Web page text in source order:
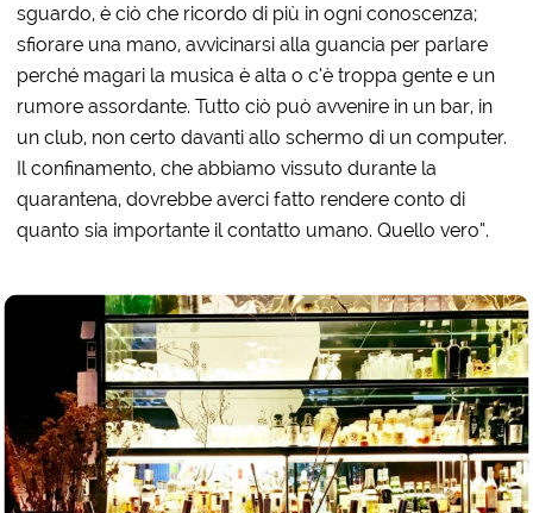
sguardo, è ciò che ricordo di più in ogni conoscenza;
sfiorare una mano, avvicinarsi alla guancia per parlare
perché magari la musica è alta o c’è troppa gente e un
rumore assordante. Tutto ciò può avvenire in un bar, in
un club, non certo davanti allo schermo di un computer.
Il confinamento, che abbiamo vissuto durante la
quarantena, dovrebbe averci fatto rendere conto di
quanto sia importante il contatto umano. Quello vero”.